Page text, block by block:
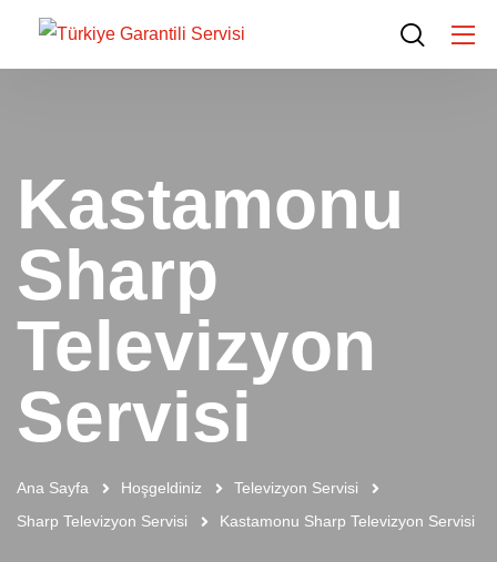
Kastamonu
Sharp
Televizyon
Servisi
Ana Sayfa Hoşgeldiniz
Televizyon Servisi
Sharp Televizyon Servisi
Kastamonu Sharp Televizyon Servisi